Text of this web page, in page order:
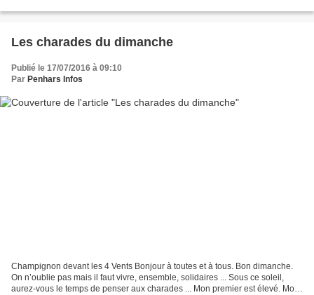
Les charades du dimanche
Publié le 17/07/2016 à 09:10
Par Penhars Infos
Champignon devant les 4 Vents Bonjour à toutes et à tous. Bon dimanche.
On n’oublie pas mais il faut vivre, ensemble, solidaires ... Sous ce soleil,
aurez-vous le temps de penser aux charades ... Mon premier est élevé. Mon